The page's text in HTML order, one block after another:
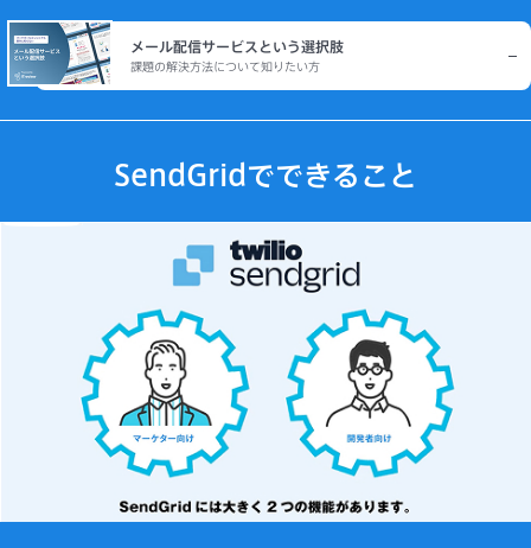
メール配信サービスという選択肢
課題の解決方法について知りたい方
SendGridでできること